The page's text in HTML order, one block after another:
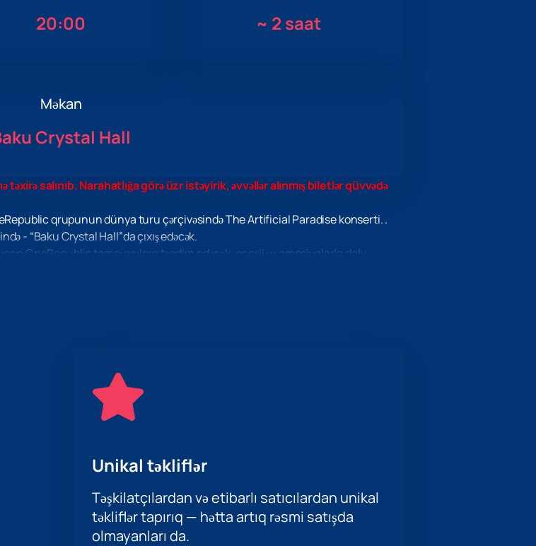
20:00 ~ 2 saat
Məkan
Crystal Hall
salınıb. Narahatlığa görə üzr istəyirik, əvvəllər alınmış biletlər qüvvədə
qrupunun dünya turu çərçivəsində The Artificial Paradise konserti. .
- “Baku Crystal Hall”da çıxış edəcək.
OneRepublic tamaşaçılara təqdim edəcək. enerji və emosiyalarla dolu
təsirli vizuallığı ilə seçilir ki, bu da hər bir konserti pərəstişkarları üçün xüsusi
Unikal təkliflər
Təşkilatçılardan və etibarlı satıcılardan unikal
təkliflər tapırıq — hətta artıq rəsmi satışda
olmayanları da.